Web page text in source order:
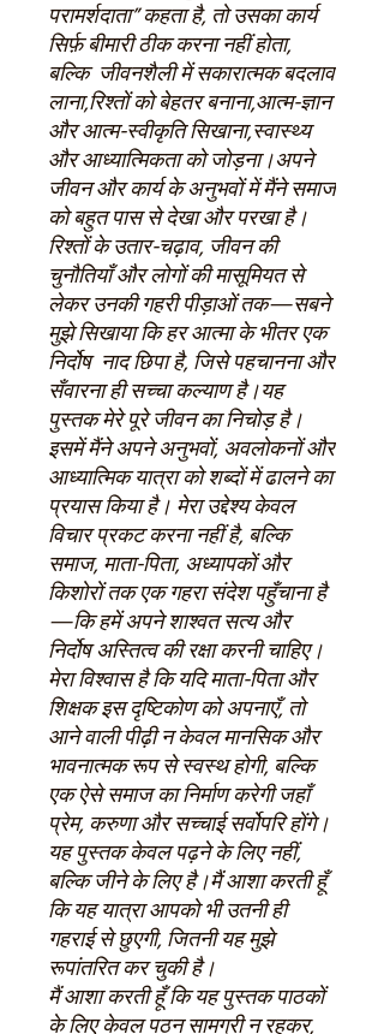
परामर्शदाता”कहता है, तो उसका कार्य
सिर्फ़ बीमारी ठीक करना नहीं होता,
बल्कि जीवनशैली में सकारात्मक बदलाव
लाना,रिश्तों को बेहतर बनाना,आत्म-ज्ञान
और आत्म-स्वीकृति सिखाना,स्वास्थ्य
और आध्यात्मिकता को जोड़ना।अपने
जीवन और कार्य के अनुभवों में मैंने समाज
को बहुत पास से देखा और परखा है।
रिश्तों के उतार-चढ़ाव, जीवन की
चुनौतियाँ और लोगों की मासूमियत से
लेकर उनकी गहरी पीड़ाओं तक—सबने
मुझे सिखाया कि हर आत्मा के भीतर एक
निर्दोष नादछिपा है, जिसे पहचानना और
सँवारना ही सच्चा कल्याण है।यह
पुस्तक मेरे पूरे जीवन का निचोड़ है।
इसमें मैंने अपने अनुभवों, अवलोकनों और
आध्यात्मिक यात्रा को शब्दों में ढालने का
प्रयास किया है। मेरा उद्देश्य केवल
विचार प्रकट करना नहीं है, बल्कि
समाज, माता-पिता, अध्यापकों और
किशोरों तक एक गहरा संदेश पहुँचाना है
—कि हमें अपने शाश्वत सत्य और
निर्दोष अस्तित्व की रक्षा करनी चाहिए।
मेरा विश्वास है कि यदि माता-पिता और
शिक्षक इस दृष्टिकोण को अपनाएँ, तो
आने वाली पीढ़ी न केवल मानसिक और
भावनात्मक रूप से स्वस्थ होगी, बल्कि
एक ऐसे समाज का निर्माण करेगी जहाँ
प्रेम, करुणा और सच्चाई सर्वोपरि होंगे।
यह पुस्तक केवल पढ़ने के लिए नहीं,
बल्कि जीने के लिए है।मैं आशा करती हूँ
कि यह यात्रा आपको भी उतनी ही
गहराई से छुएगी, जितनी यह मुझे
रूपांतरित कर चुकी है।
मैं आशा करती हूँ कि यह पुस्तक पाठकों
के लिए केवल पठन सामग्री न रहकर,